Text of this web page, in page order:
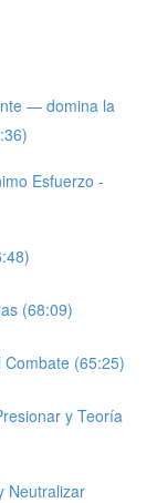
— domina la
Esfuerzo -
(68:09)
(65:25)
y Teoría
Neutralizar